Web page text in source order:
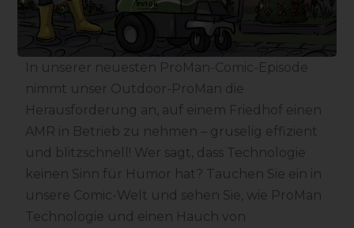
In unserer neuesten ProMan-Comic-Episode
nimmt unser Outdoor-ProMan die
Herausforderung an, auf einem Friedhof einen
AMR in Betrieb zu nehmen – gruselig effizient
und blitzschnell! Wer sagt, dass Technologie
keinen Sinn für Humor hat? Tauchen Sie ein in
unsere Comic-Welt und sehen Sie, wie ProMan
Technologie und einen Hauch von